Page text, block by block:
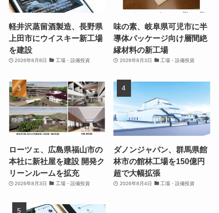
軽井沢蒸留酒製造、長野県
上田市にウイスキー新工場
を建設
2026年8月8日 工場・設備投資
味の素、岐阜県可児市に半
導体パッケージ向け層間絶
縁材料の新工場
2026年8月3日 工場・設備投資
ローツェ、広島県福山市の
本社に新社屋を建設 開発ク
リーンルームを拡充
2026年8月3日 工場・設備投資
ダノンジャパン、群馬県館
林市の館林工場を150億円
超で大幅拡張
2026年8月4日 工場・設備投資